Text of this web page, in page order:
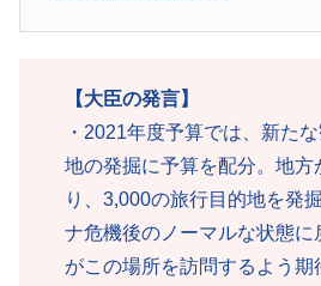
【大臣の発言】
・2021年度予算では、新た
地の発掘に予算を配分。地方
り、3,000の旅行目的地を発
ナ危機後のノーマルな状態に
がこの場所を訪問するよう期